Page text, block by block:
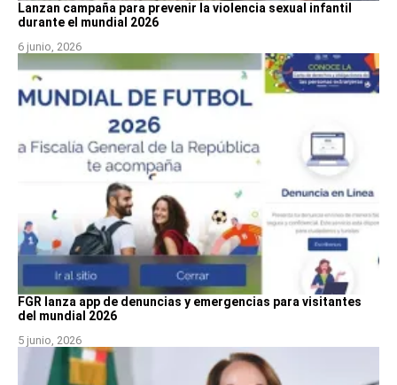
Lanzan campaña para prevenir la violencia sexual infantil
durante el mundial 2026
6 junio, 2026
FGR lanza app de denuncias y emergencias para visitantes
del mundial 2026
5 junio, 2026